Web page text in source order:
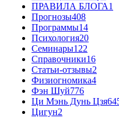
ПРАВИЛА БЛОГА1
Прогнозы408
Программы14
Психология20
Семинары122
Справочники16
Статьи-отзывы2
Физиогномика4
Фэн Шуй776
Ци Мэнь Дунь Цзя
Цигун2